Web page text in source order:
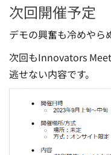
次回開催予定
デモの興奮も冷めやら
次回もInnovators
逃せない内容です。